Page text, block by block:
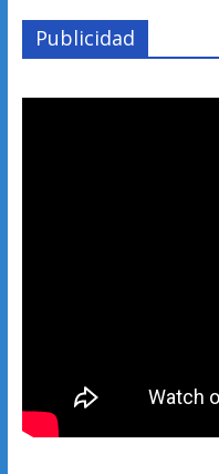
Publicidad